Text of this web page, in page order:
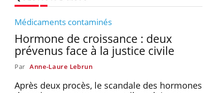
Médicaments contaminés
Hormone de croissance : deux
prévenus face à la justice civile
Par Anne-Laure Lebrun
Après deux procès, le scandale des hormones